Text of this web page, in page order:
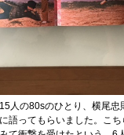
人の80sのひとり、横尾忠
語ってもらいました。こ